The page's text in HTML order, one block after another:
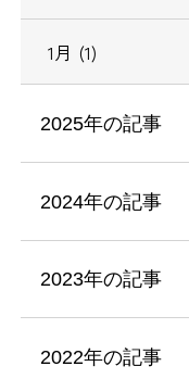
1月 (1)
2025年の記事
2024年の記事
2023年の記事
2022年の記事